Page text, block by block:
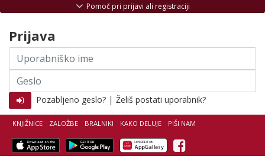
KNJIŽNICE ZALOŽBE BRALNIKI KAKO DELUJE PIŠI NAM
Facebook
Pomoč pri prijavi ali registraciji
Prijava
Uporabniško
ime
Geslo
Pozabljeno geslo? | Želiš postati uporabnik?